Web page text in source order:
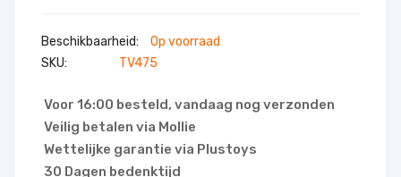
de
afbeeldingen-
van
de
gallerij
Op voorraad
SKU
TV475
Voor 16:00 besteld, vandaag nog verzonden
Veilig betalen via Mollie
Wettelijke garantie via Plustoys
30 Dagen bedenktijd